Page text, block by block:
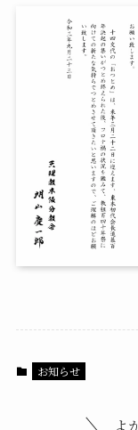
お知らせ
よ